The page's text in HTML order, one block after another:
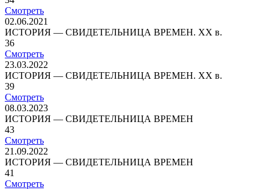
Смотреть
02.06.2021
ИСТОРИЯ — СВИДЕТЕЛЬНИЦА ВРЕМЕН. ХХ в.
36
Смотреть
23.03.2022
ИСТОРИЯ — СВИДЕТЕЛЬНИЦА ВРЕМЕН. ХХ в.
39
Смотреть
08.03.2023
ИСТОРИЯ — СВИДЕТЕЛЬНИЦА ВРЕМЕН
43
Смотреть
21.09.2022
ИСТОРИЯ — СВИДЕТЕЛЬНИЦА ВРЕМЕН
41
Смотреть